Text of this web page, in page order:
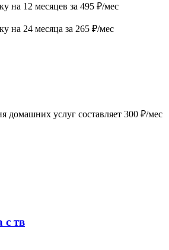
на 12 месяцев за 495 ₽/мес
на 24 месяца за 265 ₽/мес
домашних услуг составляет 300 ₽/мес
с тв